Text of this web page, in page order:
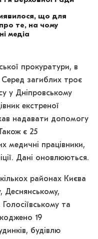
що для
те, на чому
медіа
прокуратури, в
Серед загиблих троє
у Дніпровському
екстреної
надавати допомогу
є 25
медичні працівники,
Дані оновлюються.
районах Києва
Деснянському,
та
19
будівлю